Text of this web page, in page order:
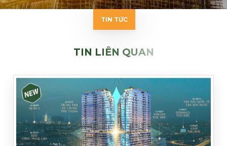
TIN TỨC
Số điện thoại (*)
Email (*)
Nội dung